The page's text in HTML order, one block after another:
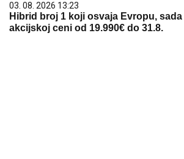
03. 08. 2026 13:23
Hibrid broj 1 koji osvaja Evropu,
akcijskoj ceni od 19.990€ do 31.8.